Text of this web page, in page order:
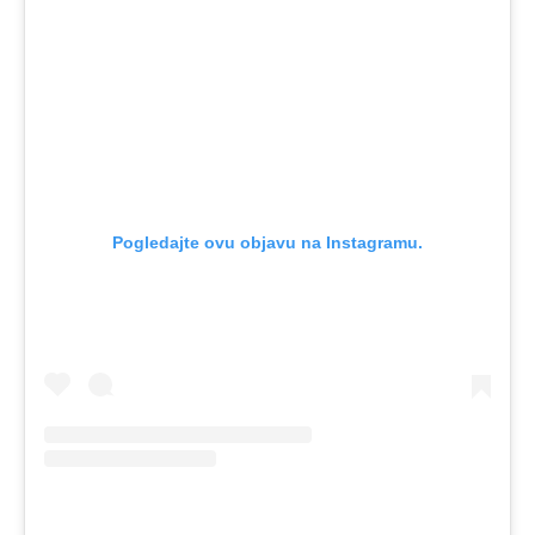
Pogledajte ovu objavu na Instagramu.